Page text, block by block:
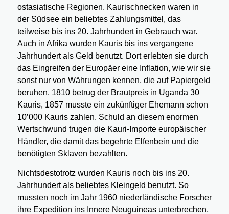
ostasiatische Regionen. Kaurischnecken waren in
der Südsee ein beliebtes Zahlungsmittel, das
teilweise bis ins 20. Jahrhundert in Gebrauch war.
Auch in Afrika wurden Kauris bis ins vergangene
Jahrhundert als Geld benutzt. Dort erlebten sie durch
das Eingreifen der Europäer eine Inflation, wie wir sie
sonst nur von Währungen kennen, die auf Papiergeld
beruhen. 1810 betrug der Brautpreis in Uganda 30
Kauris, 1857 musste ein zukünftiger Ehemann schon
10’000 Kauris zahlen. Schuld an diesem enormen
Wertschwund trugen die Kauri-Importe europäischer
Händler, die damit das begehrte Elfenbein und die
benötigten Sklaven bezahlten.
Nichtsdestotrotz wurden Kauris noch bis ins 20.
Jahrhundert als beliebtes Kleingeld benutzt. So
mussten noch im Jahr 1960 niederländische Forscher
ihre Expedition ins Innere Neuguineas unterbrechen,